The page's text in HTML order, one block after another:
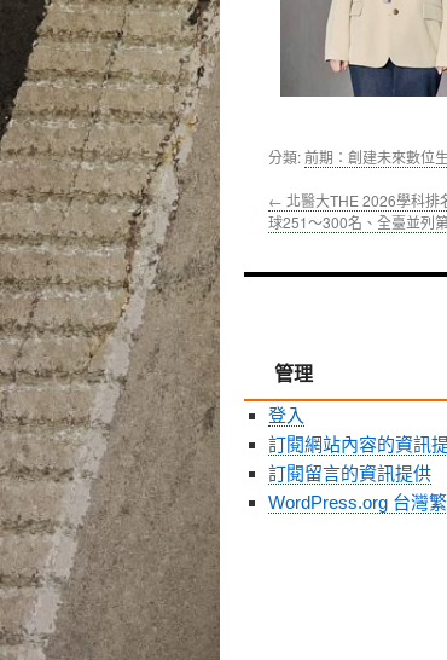
分類:前期：創建未來數位
← 北醫大THE 2026學科排
球251～300名、全臺並列
管理
登入
訂閱網站內容的資訊
訂閱留言的資訊提供
WordPress.org 台灣